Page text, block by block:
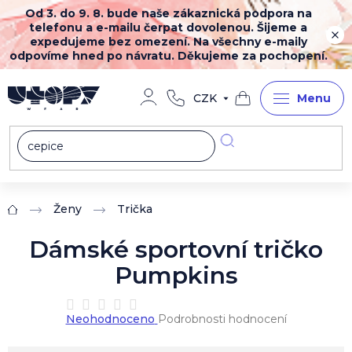
Přejít
na
obsah
Od 3. do 9. 8. bude naše zákaznická podpora na
telefonu a e-mailu čerpat dovolenou. Šijeme a
expedujeme bez omezení. Na všechny e-maily
odpovíme hned po návratu. Děkujeme za pochopení.
CZK
Nákupní
košík
Domů Ženy Trička
Dámské sportovní tričko
Pumpkins
Průměrné
hodnocení
Neohodnoceno Podrobnosti hodnocení